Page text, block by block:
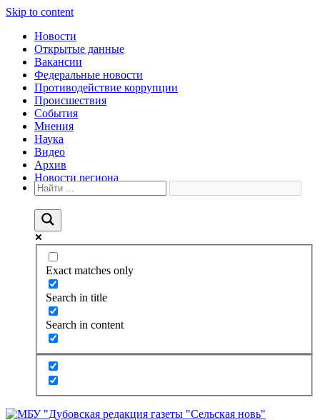
Skip to content
Новости
Открытые данные
Вакансии
Федеральные новости
Противодействие коррупции
Происшествия
События
Мнения
Наука
Видео
Архив
Новости региона
Exact matches only
Search in title
Search in content